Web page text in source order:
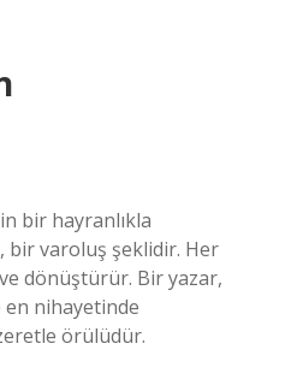
bir hayranlıkla
bir varoluş şeklidir. Her
dönüştürür. Bir yazar,
en nihayetinde
örülüdür.